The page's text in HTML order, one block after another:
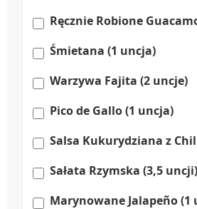
Ręcznie Robione
Śmietana (1 uncja)
Warzywa Fajita (2 uncje)
Pico de Gallo (1 uncja)
Salsa Kukurydziana z
Sałata Rzymska (3,5 uncji)
Marynowane Jalapeño (1